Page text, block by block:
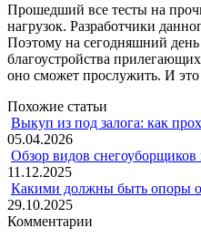
Прошедший все тесты на
нагрузок. Разработчики
Поэтому на сегодняшний
благоустройства
оно сможет прослужить. И это
Похожие статьи
Выкуп из под залога: как
05.04.2026
Обзор видов
11.12.2025
Какими должны быть опоры
29.10.2025
Комментарии